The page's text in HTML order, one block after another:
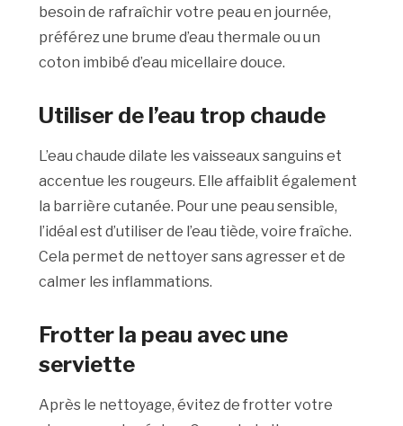
besoin de rafraîchir votre peau en journée,
préférez une brume d’eau thermale ou un
coton imbibé d’eau micellaire douce.
Utiliser de l’eau trop chaude
L’eau chaude dilate les vaisseaux sanguins et
accentue les rougeurs. Elle affaiblit également
la barrière cutanée. Pour une peau sensible,
l’idéal est d’utiliser de l’eau tiède, voire fraîche.
Cela permet de nettoyer sans agresser et de
calmer les inflammations.
Frotter la peau avec une
serviette
Après le nettoyage, évitez de frotter votre